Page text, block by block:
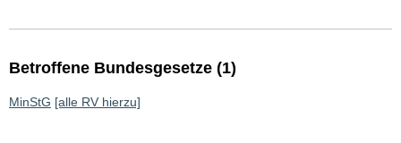
Betroffene Bundesgesetze (1)
MinStG [alle RV hierzu]